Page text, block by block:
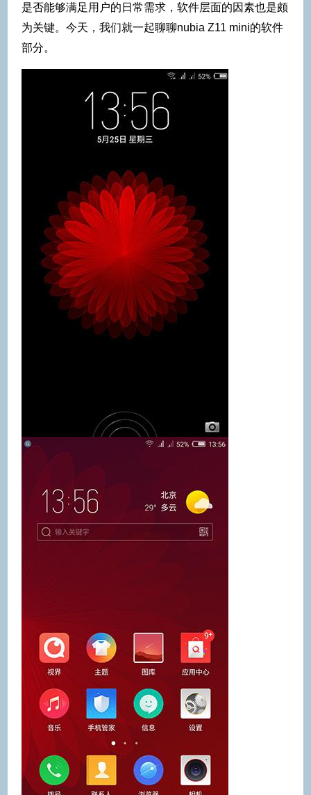
是否能够满足用户的日常需求，软件层面的因素也是颇
为关键。今天，我们就一起聊聊nubia Z11 mini的软件
部分。